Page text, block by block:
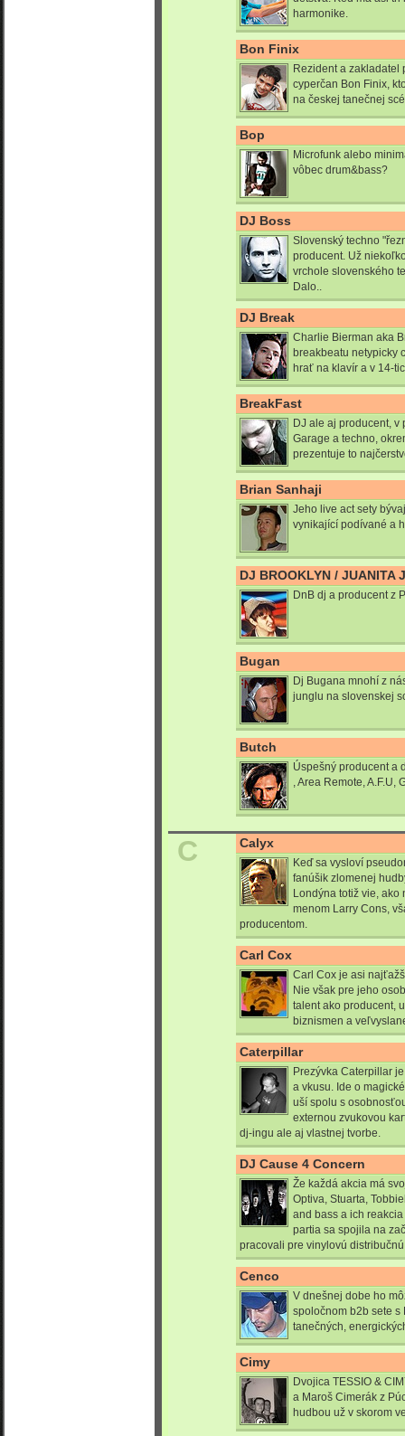
harmonike.
Bon Finix
Rezident a zakladatel
cyperčan Bon Finix,
na českej tanečnej
Bop
Microfunk alebo
vôbec drum&bass?
DJ Boss
Slovenský techno
producent. Už
vrchole slovenského
Dalo..
DJ Break
Charlie Bierman aka
breakbeatu netypicky
hrať na klavír a v 14-
BreakFast
DJ ale aj producent, v
Garage a techno,
prezentuje to
Brian Sanhaji
Jeho live act sety
vynikající podívané a
DJ BROOKLYN / JUANITA
DnB dj a producent z
Bugan
Dj Bugana mnohí z
junglu na slovenskej
Butch
Úspešný producent a
, Area Remote, A.F.U,
C Calyx
Keď sa vysloví
fanúšik zlomenej
Londýna totiž vie, ako
menom Larry Cons,
producentom.
Carl Cox
Carl Cox je asi
Nie však pre jeho
talent ako producent,
biznismen a
Caterpillar
Prezývka Caterpillar
a vkusu. Ide o
uší spolu s
externou zvukovou
dj-ingu ale aj vlastnej tvorbe.
DJ Cause 4 Concern
Že každá akcia má
Optiva, Stuarta,
and bass a ich
partia sa spojila na
pracovali pre vinylovú
Cenco
V dnešnej dobe ho
spoločnom b2b sete s
tanečných,
Cimy
Dvojica TESSIO &
a Maroš Cimerák z
hudbou už v skorom